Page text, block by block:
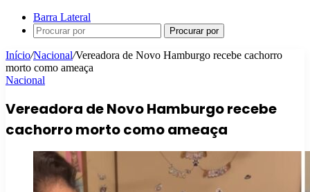
Barra Lateral
Procurar por
Início/Nacional/Vereadora de Novo Hamburgo recebe cachorro
morto como ameaça
Nacional
Vereadora de Novo Hamburgo recebe
cachorro morto como ameaça